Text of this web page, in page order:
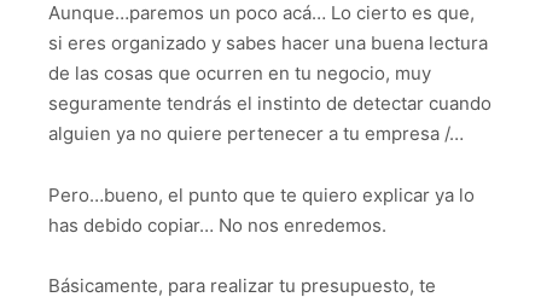
Aunque…paremos un poco acá… Lo cierto es que,
si eres organizado y sabes hacer una buena lectura
de las cosas que ocurren en tu negocio, muy
seguramente tendrás el instinto de detectar cuando
alguien ya no quiere pertenecer a tu empresa /…
Pero…bueno, el punto que te quiero explicar ya lo
has debido copiar… No nos enredemos.
Básicamente, para realizar tu presupuesto, te